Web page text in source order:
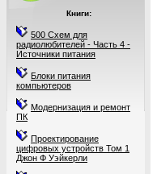
Книги:
500 Схем для
радиолюбителей - Часть 4 -
Источники питания
Блоки питания
компьютеров
Модернизация и ремонт
ПК
Проектирование
цифровых устройств Том 1
Джон Ф Уэйкерли